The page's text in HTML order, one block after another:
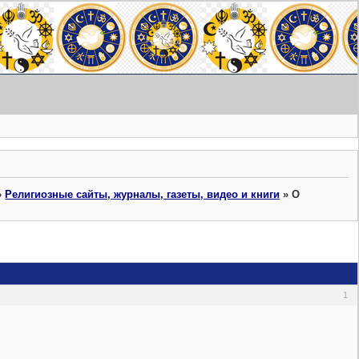
Религиозные сайты, журналы, газеты, видео и книги »О
1